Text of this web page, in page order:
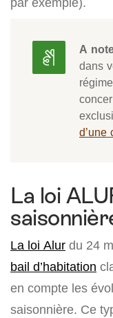
A
dans
d’une
La loi
La loi Alur du 24
bail d’habitation
en compte les
saisonnière. Ce